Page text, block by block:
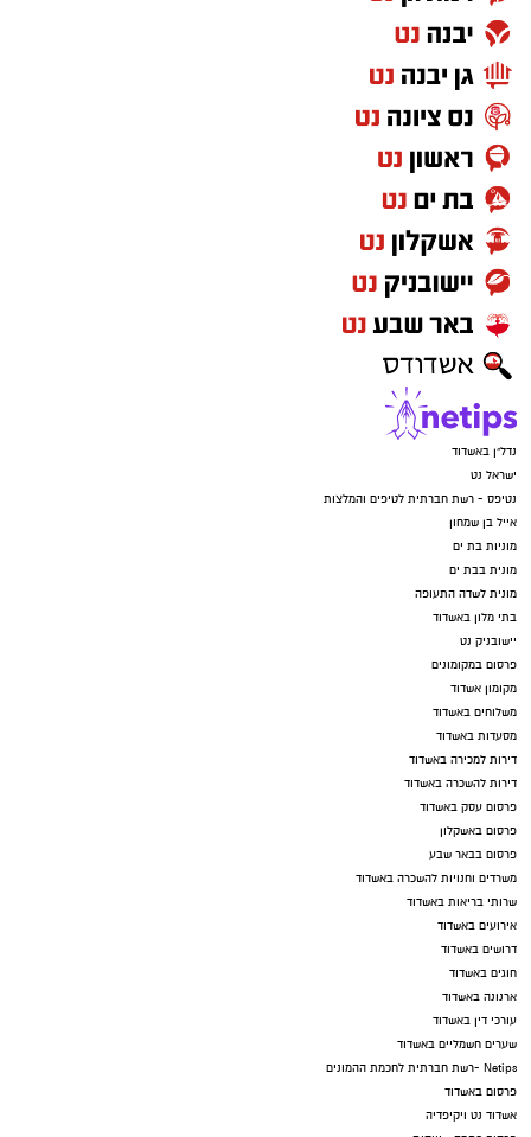
נדל"ן באשדוד
ישראל נט
נטיפס - רשת חברתית לטיפים והמלצות
אייל בן שמחון
מוניות בת ים
מונית בבת ים
מונית לשדה התעופה
בתי מלון באשדוד
יישובניק נט
פרסום במקומונים
מקומון אשדוד
משלוחים באשדוד
מסעדות באשדוד
דירות למכירה באשדוד
דירות להשכרה באשדוד
פרסום עסק באשדוד
פרסום באשקלון
פרסום בבאר שבע
משרדים וחנויות להשכרה באשדוד
שרותי בריאות באשדוד
אירועים באשדוד
דרושים באשדוד
חוגים באשדוד
ארנונה באשדוד
עורכי דין באשדוד
שערים חשמליים באשדוד
Netips -רשת חברתית לחכמת ההמונים
פרסום באשדוד
אשדוד נט ויקיפדיה